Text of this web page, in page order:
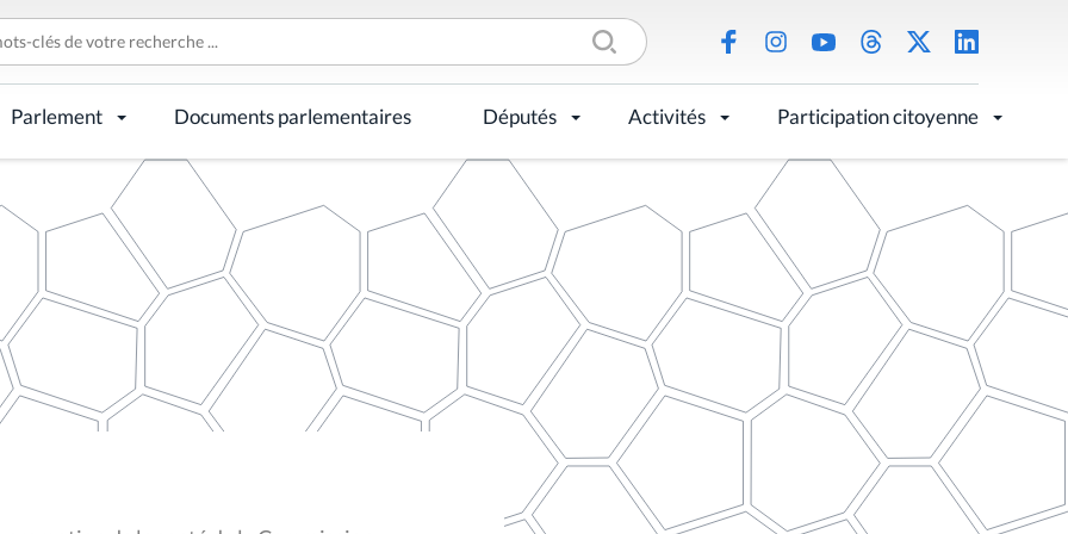
Parlement Documents parlementaires Députés Activités Participation citoyenne